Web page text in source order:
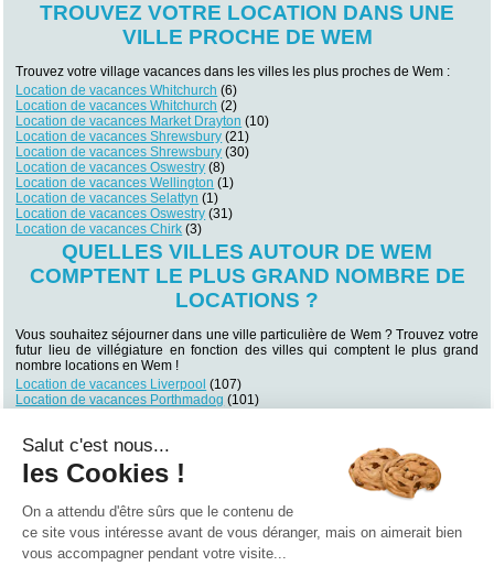
TROUVEZ VOTRE LOCATION DANS UNE
VILLE PROCHE DE WEM
Trouvez votre village vacances dans les villes les plus proches de Wem :
Location de vacances Whitchurch (6)
Location de vacances Whitchurch (2)
Location de vacances Market Drayton (10)
Location de vacances Shrewsbury (21)
Location de vacances Shrewsbury (30)
Location de vacances Oswestry (8)
Location de vacances Wellington (1)
Location de vacances Selattyn (1)
Location de vacances Oswestry (31)
Location de vacances Chirk (3)
QUELLES VILLES AUTOUR DE WEM
COMPTENT LE PLUS GRAND NOMBRE DE
LOCATIONS ?
Vous souhaitez séjourner dans une ville particulière de Wem ? Trouvez votre
futur lieu de villégiature en fonction des villes qui comptent le plus grand
nombre locations en Wem !
Location de vacances Liverpool (107)
Location de vacances Porthmadog (101)
Location de vacances Llandudno
Location de vacances Manchester
Location de vacances Manchester
Location de vacances Matlock(63)
Location de vacances Chester
(61)
Qui sommes nous ? |Contactez-nous
Salut c'est nous...
les Cookies !
On a attendu d'être sûrs que le contenu de
ce site vous intéresse avant de vous déranger, mais on aimerait bien
vous accompagner pendant votre visite...